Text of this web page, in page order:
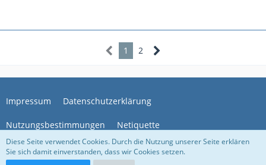
1 2
Impressum Datenschutzerklärung
Nutzungsbestimmungen Netiquette
Diese Seite verwendet Cookies. Durch die Nutzung unserer Seite erklären
Sie sich damit einverstanden, dass wir Cookies setzen.